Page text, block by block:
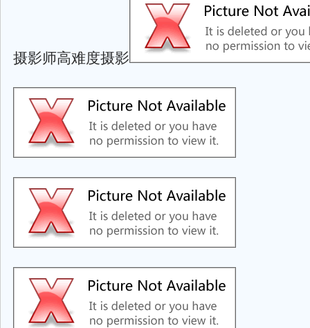
摄影师高难度摄影